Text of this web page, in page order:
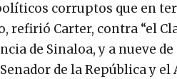
corruptos que en
Carter, contra “el
de Sinaloa, y a nueve
de la República y el